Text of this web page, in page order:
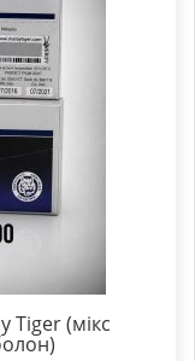
Tiger (мікс